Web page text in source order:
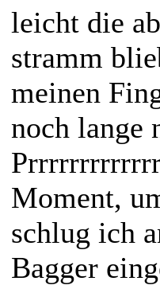
leicht die
stramm
meinen
noch lange
Moment,
schlug ich
Bagger